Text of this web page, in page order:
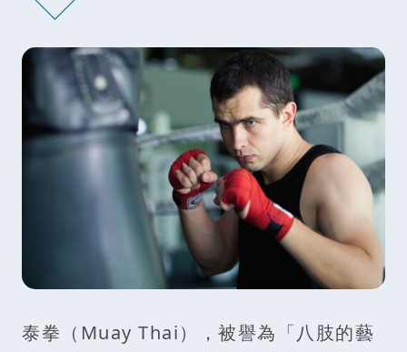
泰拳（Muay Thai），被譽為「八肢的藝